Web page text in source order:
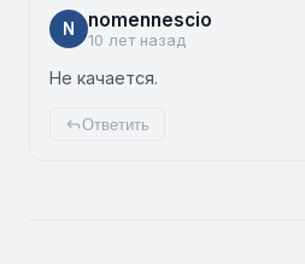
N nomennescio
10 лет назад
Не качается.
Ответить